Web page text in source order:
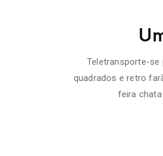
Teletransporte-se
quadrados e retro
feira